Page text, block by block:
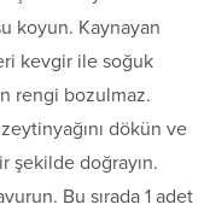
koyun. Kaynayan
kevgir ile soğuk
rengi bozulmaz.
dökün ve
şekilde doğrayın.
Bu sırada 1 adet